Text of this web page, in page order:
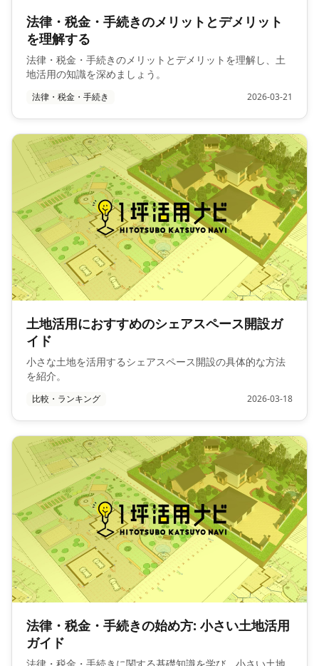
法律・税金・手続きのメリットとデメリット
を理解する
法律・税金・手続きのメリットとデメリットを理解し、土
地活用の知識を深めましょう。
法律・税金・手続き 2026-03-21
土地活用におすすめのシェアスペース開設ガ
イド
小さな土地を活用するシェアスペース開設の具体的な方法
を紹介。
比較・ランキング 2026-03-18
法律・税金・手続きの始め方: 小さい土地活用
ガイド
法律・税金・手続きに関する基礎知識を学び、小さい土地